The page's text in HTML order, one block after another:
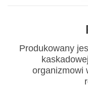
Produkowany
organizmowi